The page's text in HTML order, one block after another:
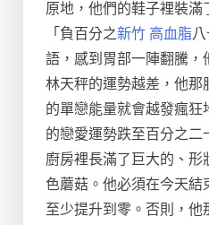
原地，他們的鞋子裡裝滿
「負百分之新竹 高血脂
語，感到胃部一陣翻騰，
林天秤的運勢越差，他
的單戀能量就會越發瘋
的戀愛運勢跌至百分之
廚房裡長滿了巨大的、
色蘑菇。他必須在今天
至少提升到零。否則，